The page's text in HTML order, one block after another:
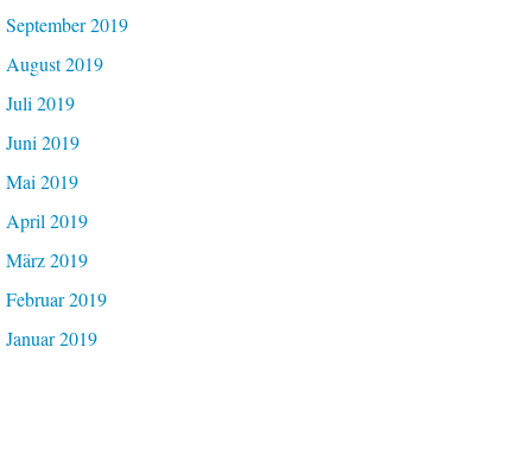
September 2019
August 2019
Juli 2019
Juni 2019
Mai 2019
April 2019
März 2019
Februar 2019
Januar 2019